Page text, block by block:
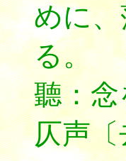
めに
る。
聽：
仄声